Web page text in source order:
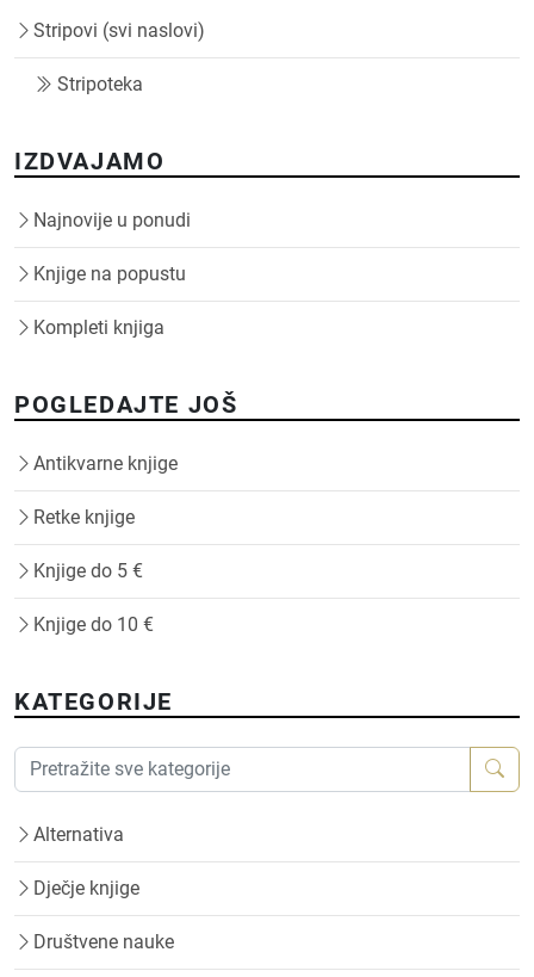
Stripovi (svi naslovi)
Stripoteka
IZDVAJAMO
Najnovije u ponudi
Knjige na popustu
Kompleti knjiga
POGLEDAJTE JOŠ
Antikvarne knjige
Retke knjige
Knjige do 5 €
Knjige do 10 €
KATEGORIJE
Alternativa
Dječje knjige
Društvene nauke